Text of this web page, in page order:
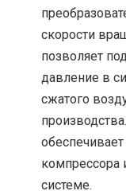
скорости
позволяет
давление в
сжатого
компрессора
системе.